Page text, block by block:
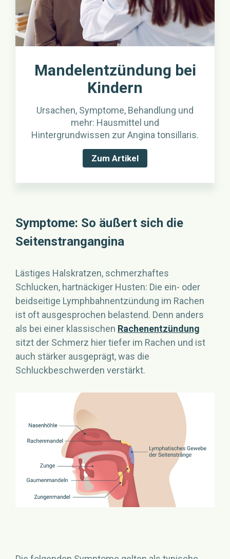
Mandelentzündung bei
Kindern
Ursachen, Symptome, Behandlung und
mehr: Hausmittel und
Hintergrundwissen zur Angina tonsillaris.
Zum Artikel
Symptome: So äußert sich die
Seitenstrangangina
Lästiges Halskratzen, schmerzhaftes
Schlucken, hartnäckiger Husten: Die ein- oder
beidseitige Lymphbahnentzündung im Rachen
ist oft ausgesprochen belastend. Denn anders
als bei einer klassischen Rachenentzündung
sitzt der Schmerz hier tiefer im Rachen und ist
auch stärker ausgeprägt, was die
Schluckbeschwerden verstärkt.